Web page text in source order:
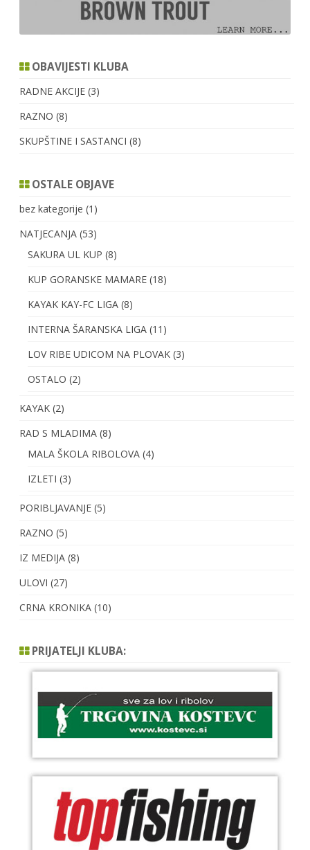
OBAVIJESTI KLUBA
RADNE AKCIJE (3)
RAZNO (8)
SKUPŠTINE I SASTANCI (8)
OSTALE OBJAVE
bez kategorije (1)
NATJECANJA (53)
SAKURA UL KUP (8)
KUP GORANSKE MAMARE (18)
KAYAK KAY-FC LIGA (8)
INTERNA ŠARANSKA LIGA (11)
LOV RIBE UDICOM NA PLOVAK (3)
OSTALO (2)
KAYAK (2)
RAD S MLADIMA (8)
MALA ŠKOLA RIBOLOVA (4)
IZLETI (3)
PORIBLJAVANJE (5)
RAZNO (5)
IZ MEDIJA (8)
ULOVI (27)
CRNA KRONIKA (10)
PRIJATELJI KLUBA: